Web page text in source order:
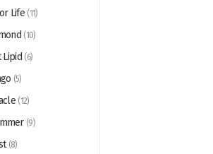
Life (11)
(10)
Lipid (6)
(5)
(12)
(9)
(8)